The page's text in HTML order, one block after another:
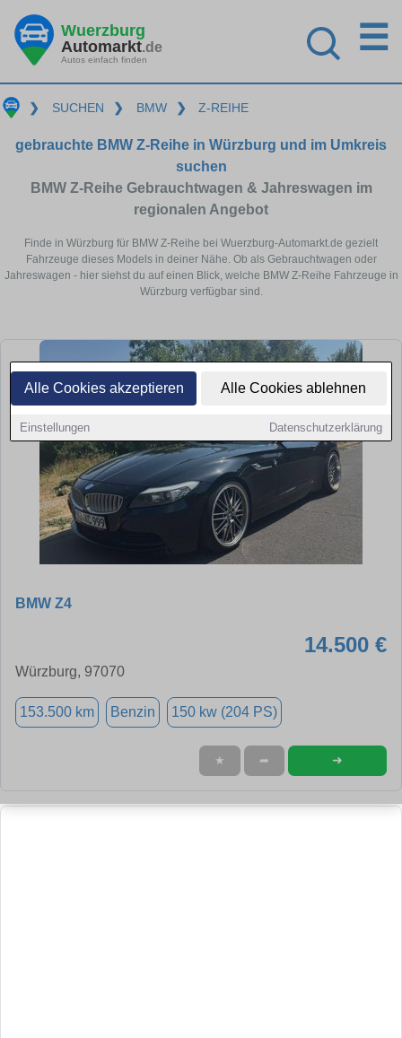
Alle Cookies akzeptieren Alle Cookies ablehnen
Einstellungen Datenschutzerklärung
Wuerzburg
Automarkt.de
Autos einfach finden
☰
❯ SUCHEN ❯ BMW ❯ Z-REIHE
gebrauchte BMW Z-Reihe in Würzburg und im Umkreis
suchen
BMW Z-Reihe Gebrauchtwagen & Jahreswagen im
regionalen Angebot
Finde in Würzburg für BMW Z-Reihe bei Wuerzburg-Automarkt.de gezielt
Fahrzeuge dieses Models in deiner Nähe. Ob als Gebrauchtwagen oder
Jahreswagen - hier siehst du auf einen Blick, welche BMW Z-Reihe Fahrzeuge in
Würzburg verfügbar sind.
BMW Z4
14.500 €
Würzburg, 97070
153.500 km Benzin 150 kw (204 PS)
★ ➦ ➜